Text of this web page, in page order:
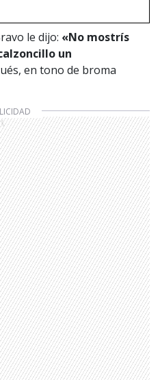
le dijo: «No mostrís
un
en tono de broma